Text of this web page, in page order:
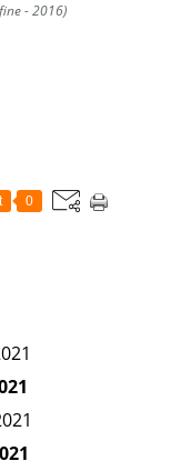
- 2016)
0